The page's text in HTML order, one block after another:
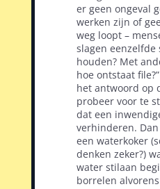
er geen ongeval
werken zijn of
weg loopt –
slagen eenzelfde
houden? Met
hoe ontstaat file?”
het antwoord op
probeer voor te
dat een
verhinderen.
een waterkoker
denken zeker?)
water stilaan
borrelen